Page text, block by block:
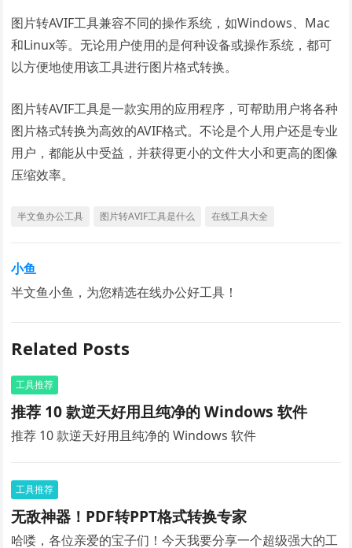
图片转AVIF工具兼容不同的操作系统，如Windows、Mac
和Linux等。无论用户使用的是何种设备或操作系统，都可
以方便地使用该工具进行图片格式转换。
图片转AVIF工具是一款实用的应用程序，可帮助用户将各种
图片格式转换为高效的AVIF格式。不论是个人用户还是专业
用户，都能从中受益，并获得更小的文件大小和更高的图像
压缩效率。
半文鱼办公工具 图片转AVIF工具是什么 在线工具大全
小鱼
半文鱼小鱼，为您精选在线办公好工具！
Related Posts
工具推荐
推荐 10 款逆天好用且纯净的 Windows 软件
推荐 10 款逆天好用且纯净的 Windows 软件
工具推荐
无敌神器！PDF转PPT格式转换专家
哈喽，各位亲爱的宝子们！今天我要分享一个超级强大的工